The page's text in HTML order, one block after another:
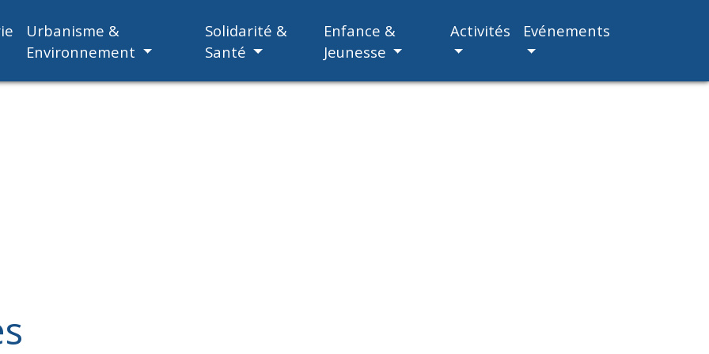
Urbanisme &
Environnement
Solidarité &
Santé
Enfance &
Jeunesse
Activités Evénements